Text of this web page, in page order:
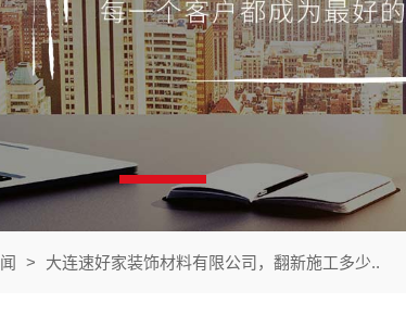
> 大连速好家装饰材料有限公司，翻新施工多少..